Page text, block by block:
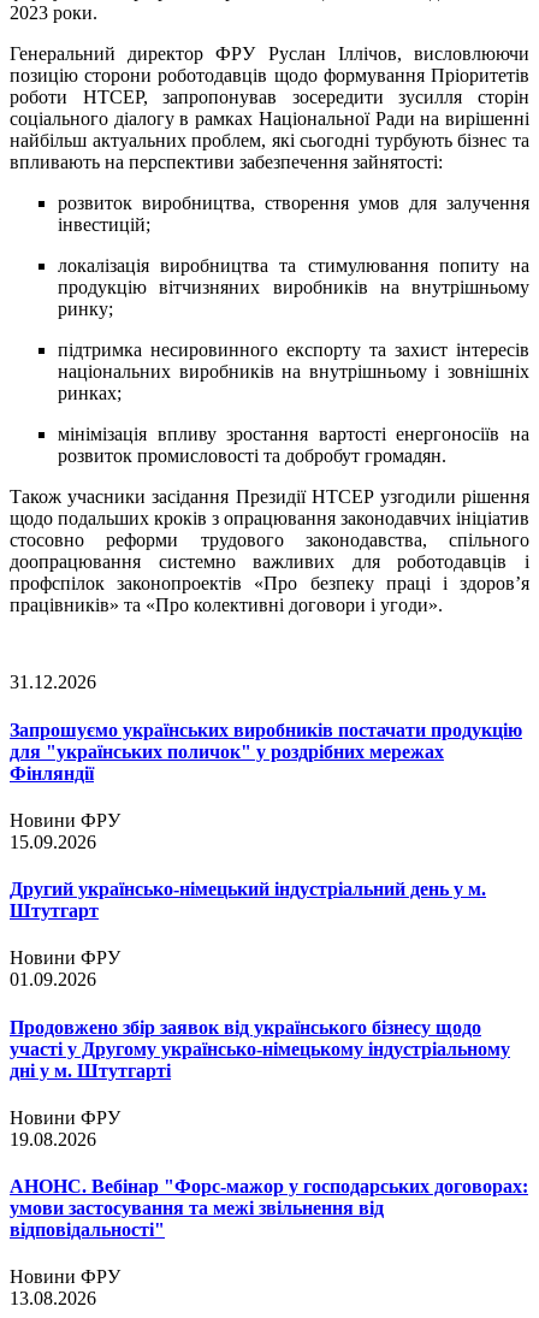
2023 роки.
Генеральний директор ФРУ Руслан Іллічов, висловлюючи
позицію сторони роботодавців щодо формування Пріоритетів
роботи НТСЕР, запропонував зосередити зусилля сторін
соціального діалогу в рамках Національної Ради на вирішенні
найбільш актуальних проблем, які сьогодні турбують бізнес та
впливають на перспективи забезпечення зайнятості:
розвиток виробництва, створення умов для залучення
інвестицій;
локалізація виробництва та стимулювання попиту на
продукцію вітчизняних виробників на внутрішньому
ринку;
підтримка несировинного експорту та захист інтересів
національних виробників на внутрішньому і зовнішніх
ринках;
мінімізація впливу зростання вартості енергоносіїв на
розвиток промисловості та добробут громадян.
Також учасники засідання Президії НТСЕР узгодили рішення
щодо подальших кроків з опрацювання законодавчих ініціатив
стосовно реформи трудового законодавства, спільного
доопрацювання системно важливих для роботодавців і
профспілок законопроектів «Про безпеку праці і здоров’я
працівників» та «Про колективні договори і угоди».
31.12.2026
Запрошуємо українських виробників постачати продукцію
для "українських поличок" у роздрібних мережах
Фінляндії
Новини ФРУ
15.09.2026
Другий українсько-німецький індустріальний день у м.
Штутгарт
Новини ФРУ
01.09.2026
Продовжено збір заявок від українського бізнесу щодо
участі у Другому українсько-німецькому індустріальному
дні у м. Штутгарті
Новини ФРУ
19.08.2026
АНОНС. Вебінар "Форс-мажор у господарських договорах:
умови застосування та межі звільнення від
відповідальності"
Новини ФРУ
13.08.2026